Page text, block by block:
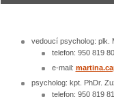
vedoucí psycholog: plk.
telefon: 950 819
e-mail:
psycholog: kpt. PhDr.
telefon: 950 819